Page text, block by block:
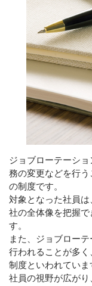
お
ジョブローテーシ
務の変更などを行
の制度です。
対象となった社員
社の全体像を把握
す。
また、ジョブロー
行われることが多
制度といわれていま
社員の視野が広が